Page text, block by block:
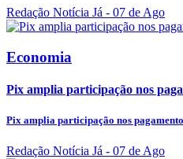
Redação Notícia Já - 07 de Ago
Economia
Pix amplia participação nos
Pix amplia participação nos
Redação Notícia Já - 07 de Ago